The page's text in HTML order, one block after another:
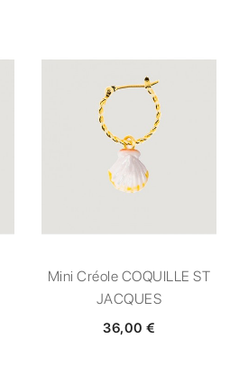
Mini Créole COQUILLE ST
JACQUES
36,00 €